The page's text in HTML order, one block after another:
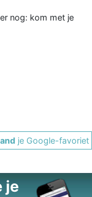
nog: kom met je
je Google-favoriet
je